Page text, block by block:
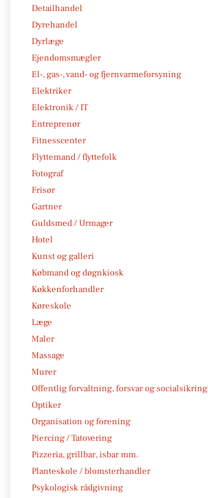
Detailhandel
Dyrehandel
Dyrlæge
Ejendomsmægler
El-, gas-, vand- og fjernvarmeforsyning
Elektriker
Elektronik / IT
Entreprenør
Fitnesscenter
Flyttemand / flyttefolk
Fotograf
Frisør
Gartner
Guldsmed / Urmager
Hotel
Kunst og galleri
Købmand og døgnkiosk
Køkkenforhandler
Køreskole
Læge
Maler
Massage
Murer
Offentlig forvaltning, forsvar og socialsikring
Optiker
Organisation og forening
Piercing / Tatovering
Pizzeria, grillbar, isbar mm.
Planteskole / blomsterhandler
Psykologisk rådgivning